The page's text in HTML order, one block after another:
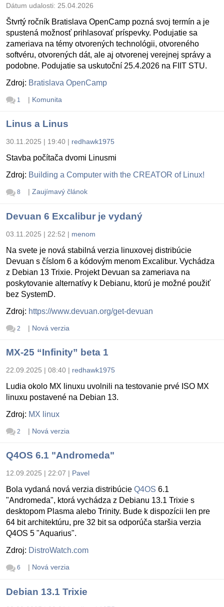
Dátum udalosti: 25.04.2026
Štvrtý ročník Bratislava OpenCamp pozná svoj termín a je
spustená možnosť prihlasovať príspevky. Podujatie sa
zameriava na témy otvorených technológii, otvoreného
softvéru, otvorených dát, ale aj otvorenej verejnej správy a
podobne. Podujatie sa uskutoční 25.4.2026 na FIIT STU.
Zdroj: Bratislava OpenCamp
1 | Komunita
Linus a Linus
30.11.2025 | 19:40 | redhawk1975
Stavba počítača dvomi Linusmi
Zdroj: Building a Computer with the CREATOR of Linux!
8 | Zaujímavý článok
Devuan 6 Excalibur je vydaný
03.11.2025 | 22:52 | menom
Na svete je nová stabilná verzia linuxovej distribúcie
Devuan s číslom 6 a kódovým menom Excalibur. Vychádza
z Debian 13 Trixie. Projekt Devuan sa zameriava na
poskytovanie alternatívy k Debianu, ktorú je možné použiť
bez SystemD.
Zdroj: https://www.devuan.org/get-devuan
2 | Nová verzia
MX-25 “Infinity” beta 1
22.09.2025 | 08:40 | redhawk1975
Ludia okolo MX linuxu uvolnili na testovanie prvé ISO MX
linuxu postavené na Debian 13.
Zdroj: MX linux
2 | Nová verzia
Q4OS 6.1 "Andromeda"
12.09.2025 | 22:07 | Pavel
Bola vydaná nová verzia distribúcie Q4OS 6.1
"Andromeda", ktorá vychádza z Debianu 13.1 Trixie s
desktopom Plasma alebo Trinity. Bude k dispozícii len pre
64 bit architektúru, pre 32 bit sa odporúča staršia verzia
Q4OS 5 "Aquarius".
Zdroj: DistroWatch.com
6 | Nová verzia
Debian 13.1 Trixie